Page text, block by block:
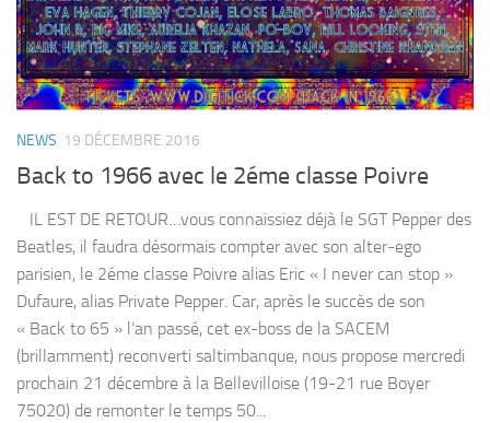
NEWS 19 DÉCEMBRE 2016
Back to 1966 avec le 2éme classe Poivre
IL EST DE RETOUR…vous connaissiez déjà le SGT Pepper des
Beatles, il faudra désormais compter avec son alter-ego
parisien, le 2éme classe Poivre alias Eric « I never can stop »
Dufaure, alias Private Pepper. Car, après le succès de son
« Back to 65 » l’an passé, cet ex-boss de la SACEM
(brillamment) reconverti saltimbanque, nous propose mercredi
prochain 21 décembre à la Bellevilloise (19-21 rue Boyer
75020) de remonter le temps 50...